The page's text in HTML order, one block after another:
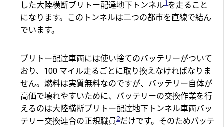
した大陸横断ブリトー配達地下トンネル1 を走ること
になります。このトンネルは二つの都市を直線で結ん
でいます。
ブリトー配達車両には使い捨てのバッテリーがついて
おり、100 マイル走るごとに取り換えなければなりま
せん。燃料は実質無料なのですが、バッテリー自体が
高価で壊れやすいために、バッテリーの交換作業を行
えるのは大陸横断ブリトー配達地下トンネル車両バッ
テリー交換連合の正規職員 2だけです。そのためバッテ